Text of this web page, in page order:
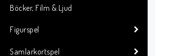
Böcker, Film & Ljud
Figurspel
Samlarkortspel